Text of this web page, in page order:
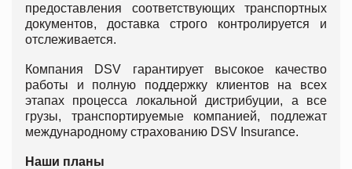
предоставления соответствующих транспортных
документов, доставка строго контролируется и
отслеживается.
Компания DSV гарантирует высокое качество
работы и полную поддержку клиентов на всех
этапах процесса локальной дистрибуции, а все
грузы, транспортируемые компанией, подлежат
международному страхованию DSV Insurance.
Наши планы